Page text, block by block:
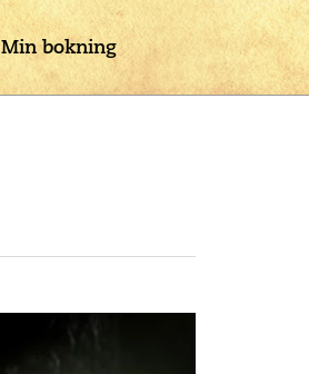
Min bokning